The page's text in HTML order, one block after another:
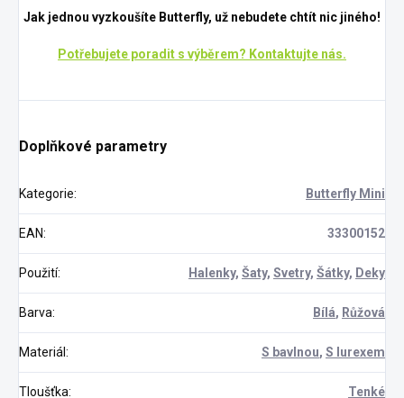
Jak jednou vyzkoušíte Butterfly, už nebudete chtít nic jiného!
Potřebujete poradit s výběrem? Kontaktujte nás.
Doplňkové parametry
Kategorie: Butterfly Mini
EAN: 33300152
Použití: Halenky, Šaty, Svetry, Šátky, Deky
Barva: Bílá, Růžová
Materiál: S bavlnou, S lurexem
Tloušťka: Tenké